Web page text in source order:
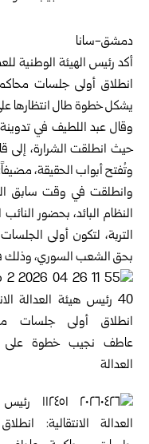
دمشق-سانا
أكد رئيس الهيئة الوطنية
انطلاق أولى جلسات
يشكل خطوة طال انتظارها
وقال عبد اللطيف في
حيث انطلقت الشرارة، إلى
وتُفتح أبواب الحقيقة،
وانطلقت في وقت سابق
النظام البائد، بحضور
التربة، لتكون أولى
بحق الشعب السوري، وذلك